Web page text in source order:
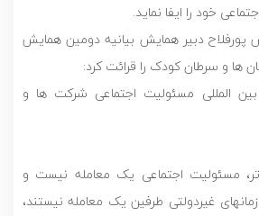
خود را ایفا نماید.
پورفلاح دبیر همایش بیانیه دومین همایش
ها و سرطان کودک را قرائت کرد:
المللی مسئولیت اجتماعی شرکت ها و
مسئولیت اجتماعی یک معامله نیست و
غیردولتی طرفین یک معامله نیستند،